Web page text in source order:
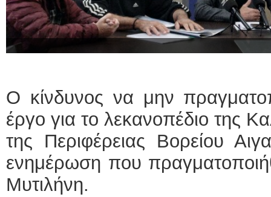
Ο κίνδυνος να μην
έργο για το λεκανοπέδιο της
της Περιφέρειας Βορείου
ενημέρωση που
Μυτιλήνη.